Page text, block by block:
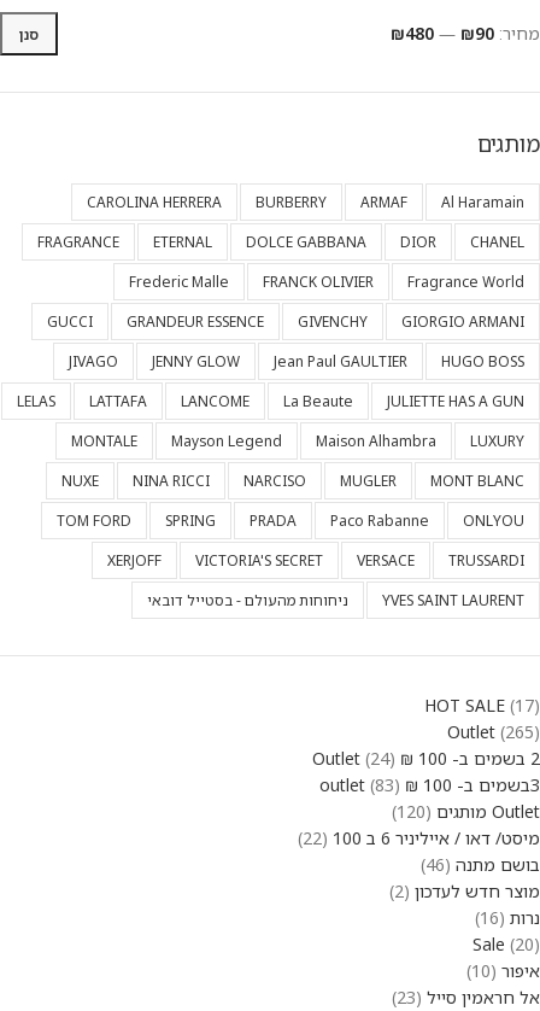
סנן מחיר: ₪90
—
₪480
מותגים
Al Haramain
ARMAF
BURBERRY
CAROLINA HERRERA
CHANEL
DIOR
DOLCE GABBANA
ETERNAL
FRAGRANCE
Fragrance World
FRANCK OLIVIER
Frederic Malle
GIORGIO ARMANI
GIVENCHY
GRANDEUR ESSENCE
GUCCI
HUGO BOSS
Jean Paul GAULTIER
JENNY GLOW
JIVAGO
JULIETTE HAS A GUN
La Beaute
LANCOME
LATTAFA
LELAS
LUXURY
Maison Alhambra
Mayson Legend
MONTALE
MONT BLANC
MUGLER
NARCISO
NINA RICCI
NUXE
ONLYOU
Paco Rabanne
PRADA
SPRING
TOM FORD
TRUSSARDI
VERSACE
VICTORIA'S SECRET
XERJOFF
YVES SAINT LAURENT
ניחוחות מהעולם - בסטייל דובאי
HOT SALE 17
Outlet 265
2 בשמים ב- 100 ₪ Outlet
24
3בשמים ב- 100 ₪ outlet
83
Outlet מותגים
120
מיסט/ דאו / אייליניר 6 ב 100
22
בושם מתנה 46
מוצר חדש לעדכון 2
נרות 16
Sale 20
איפור 10
אל חראמין סייל 23